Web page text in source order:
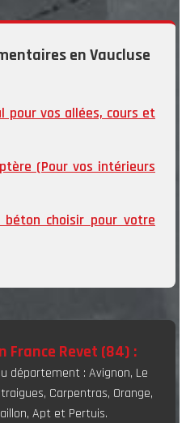
en Vaucluse
pour vos allées, cours et
(Pour vos intérieurs
choisir pour votre
Revet (84) :
département : Avignon, Le
Carpentras, Orange,
Apt et Pertuis.